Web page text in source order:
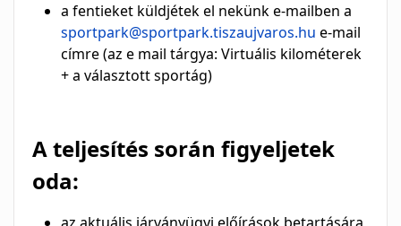
a fentieket küldjétek el nekünk e-mailben a
sportpark@sportpark.tiszaujvaros.hu e-mail
címre (az e mail tárgya: Virtuális kilométerek
+ a választott sportág)
A teljesítés során figyeljetek
oda: